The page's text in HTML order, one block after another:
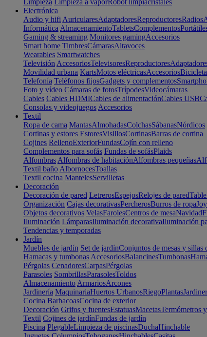
Limpieza Limpieza a vaporRobot limpiacristales
Electrónica
Audio y hifi AuricularesAdaptadoresReproductoresRadios
Informática AlmacenamientoTabletsComplementos
Gaming & streaming Monitores gamingAccesorios
Smart home TimbresCámarasAltavoces
Wearables Smartwatches
Televisión AccesoriosTelevisoresReproductores
Movilidad urbana KartsMotos eléctricasAccesorios
Telefonía Teléfonos fijosGadgets y complementos
Foto y vídeo Cámaras de fotosTrípodesVideocámaras
Cables Cables HDMICables de alimentaciónCables USB
Consolas y videojuegos Accesorios
Textil
Ropa de cama MantasAlmohadasColchasSábanasNórdicos
Cortinas y estores EstoresVisillosCortinasBarras de cortina
Cojines RellenoExteriorFundasCojín con relleno
Complementos para sofás Fundas de sofásPlaids
Alfombras Alfombras de habitaciónAlfombras pequeñas
Textil baño AlbornocesToallas
Textil cocina MantelesServilletas
Decoración
Decoración de pared LetrerosEspejosRelojes de pared
Organización Cajas decorativasPercherosBurros de ropa
Objetos decorativos VelasFarolesCentros de mesaNavidad
Iluminación LámparasIluminación decorativaIluminación
Tendencias y temporadas
Jardín
Muebles de jardín Set de jardínConjuntos de mesas y sillas
Hamacas y tumbonas AccesoriosBalancinesTumbonas
Pérgolas CenadoresCarpasPérgolas
Parasoles SombrillasParasolesToldos
Almacenamiento ArmariosArcones
Jardinería MaquinariaHuertos UrbanosRiegoPlantas
Cocina BarbacoasCocina de exterior
Decoración Grifos y fuentesEstatuasMacetasTermómetros
Textil Cojines de jardínFundas de jardín
Piscina PlegableLimpieza de piscinasDuchaHinchable